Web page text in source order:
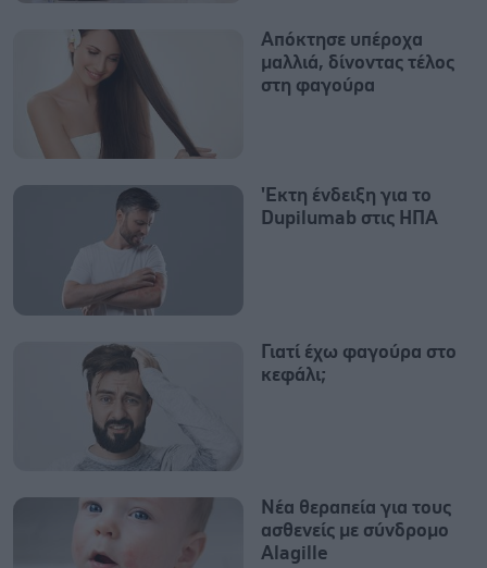
Απόκτησε υπέροχα
μαλλιά, δίνοντας τέλος
στη φαγούρα
'Eκτη ένδειξη για το
Dupilumab στις ΗΠΑ
Γιατί έχω φαγούρα στο
κεφάλι;
Νέα θεραπεία για τους
ασθενείς με σύνδρομο
Alagille